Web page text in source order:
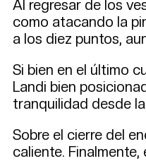
Al regresar de los
como atacando la
a los diez puntos,
Si bien en el último
Landi bien
tranquilidad desde
Sobre el cierre del
caliente.